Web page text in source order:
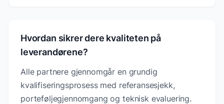
Hvordan sikrer dere kvaliteten på
leverandørene?
Alle partnere gjennomgår en grundig
kvalifiseringsprosess med referansesjekk,
porteføljegjennomgang og teknisk evaluering.